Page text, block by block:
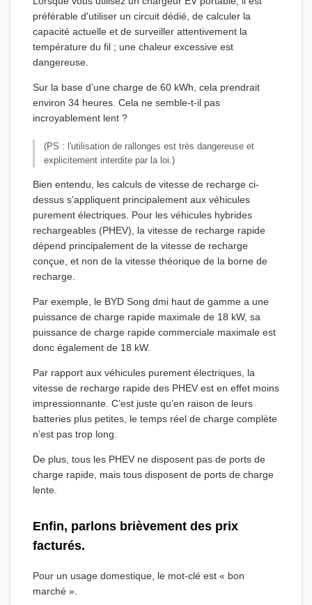
préférable d'utiliser un circuit dédié, de calculer la
capacité actuelle et de surveiller attentivement la
température du fil ; une chaleur excessive est
dangereuse.
Sur la base d’une charge de 60 kWh, cela prendrait
environ 34 heures. Cela ne semble-t-il pas
incroyablement lent ?
(PS : l'utilisation de rallonges est très dangereuse et
explicitement interdite par la loi.)
Bien entendu, les calculs de vitesse de recharge ci-
dessus s’appliquent principalement aux véhicules
purement électriques. Pour les véhicules hybrides
rechargeables (PHEV), la vitesse de recharge rapide
dépend principalement de la vitesse de recharge
conçue, et non de la vitesse théorique de la borne de
recharge.
Par exemple, le BYD Song dmi haut de gamme a une
puissance de charge rapide maximale de 18 kW, sa
puissance de charge rapide commerciale maximale est
donc également de 18 kW.
Par rapport aux véhicules purement électriques, la
vitesse de recharge rapide des PHEV est en effet moins
impressionnante. C’est juste qu’en raison de leurs
batteries plus petites, le temps réel de charge complète
n’est pas trop long.
De plus, tous les PHEV ne disposent pas de ports de
charge rapide, mais tous disposent de ports de charge
lente.
Enfin, parlons brièvement des prix
facturés.
Pour un usage domestique, le mot-clé est « bon
marché ».